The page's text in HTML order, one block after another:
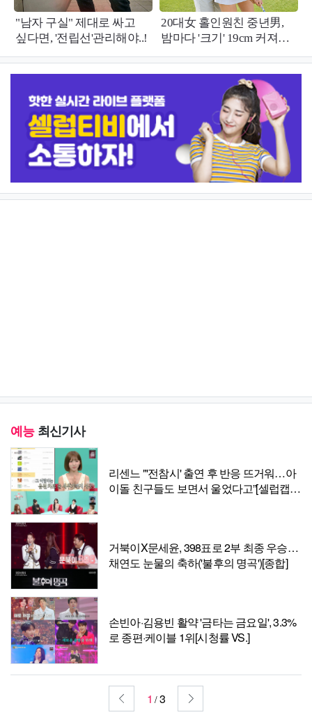
예능최신기사
리센느 "'전참시' 출연 후 반응 뜨거워…아
이돌 친구들도 보면서 울었다고”[셀럽캡
거북이X문세윤, 398표로 2부 최종 우승…
채연도 눈물의 축하('불후의 명곡')[종합]
손빈아·김용빈 활약 '금타는 금요일', 3.3%
로 종편·케이블 1위[시청률 VS.]
1 /3